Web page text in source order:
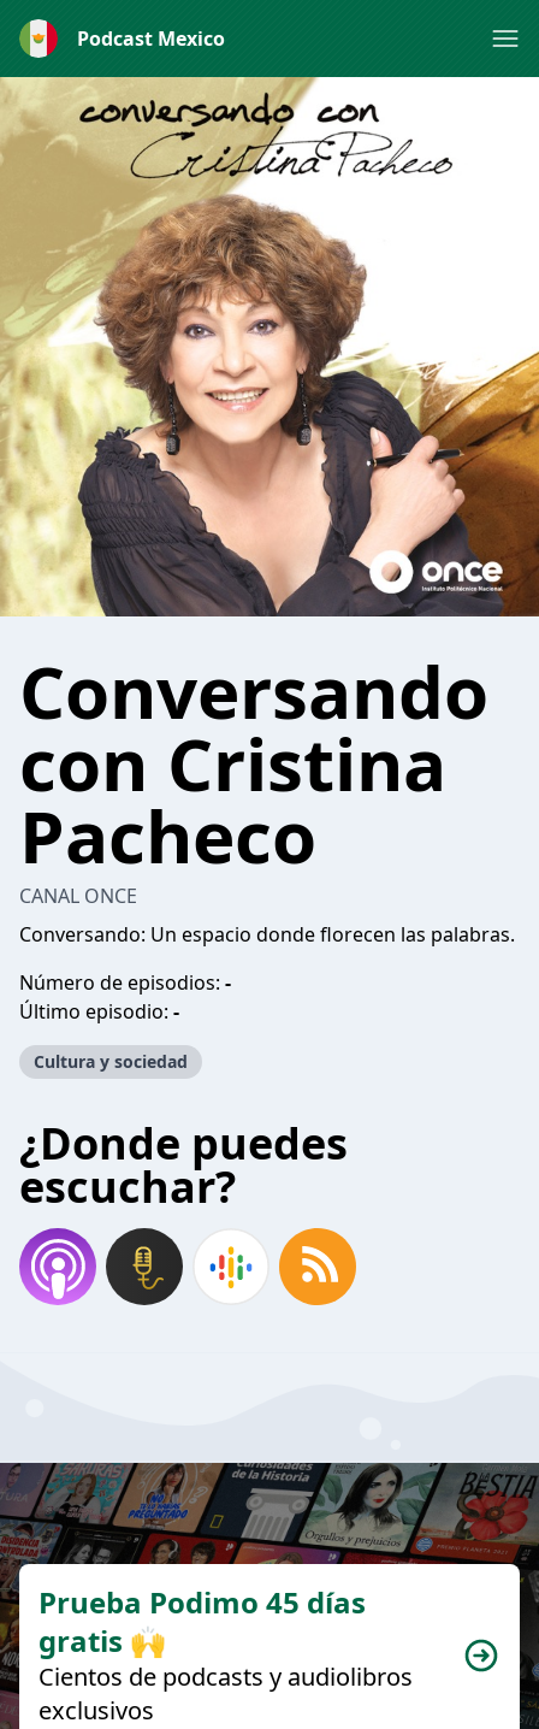
Podcast Mexico
Conversando
con Cristina
Pacheco
CANAL ONCE
Conversando: Un espacio donde florecen las palabras.
Número de episodios: -
Último episodio: -
Cultura y sociedad
¿Donde puedes
escuchar?
Prueba Podimo 45 días
gratis 🙌
Cientos de podcasts y audiolibros
exclusivos